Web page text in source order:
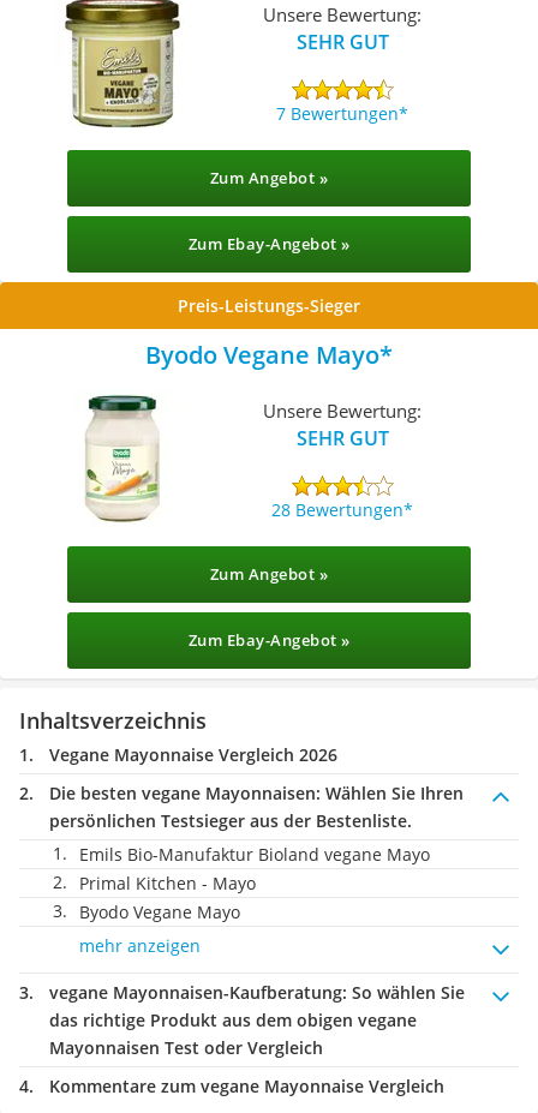
Unsere Bewertung:
SEHR GUT
7 Bewertungen
Zum Angebot »
Zum Ebay-Angebot »
Preis-Leistungs-Sieger
Byodo Vegane Mayo
Unsere Bewertung:
SEHR GUT
28 Bewertungen
Zum Angebot »
Zum Ebay-Angebot »
Inhaltsverzeichnis
Vegane Mayonnaise Vergleich 2026
Die besten vegane Mayonnaisen: Wählen Sie Ihren
persönlichen Testsieger aus der Bestenliste.
Emils Bio-Manufaktur Bioland vegane Mayo
Primal Kitchen - Mayo
Byodo Vegane Mayo
mehr anzeigen
vegane Mayonnaisen-Kaufberatung: So wählen Sie
das richtige Produkt aus dem obigen vegane
Mayonnaisen Test oder Vergleich
Kommentare zum vegane Mayonnaise Vergleich